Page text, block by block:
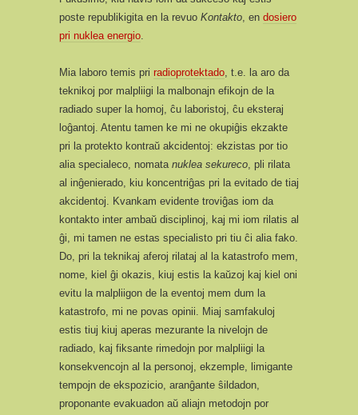
poste republikigita en la revuo Kontakto, en dosiero
pri nuklea energio.
Mia laboro temis pri radioprotektado, t.e. la aro da
teknikoj por malpliigi la malbonajn efikojn de la
radiado super la homoj, ĉu laboristoj, ĉu eksteraj
loĝantoj. Atentu tamen ke mi ne okupiĝis ekzakte
pri la protekto kontraŭ akcidentoj: ekzistas por tio
alia specialeco, nomata nuklea sekureco, pli rilata
al inĝenierado, kiu koncentriĝas pri la evitado de tiaj
akcidentoj. Kvankam evidente troviĝas iom da
kontakto inter ambaŭ disciplinoj, kaj mi iom rilatis al
ĝi, mi tamen ne estas specialisto pri tiu ĉi alia fako.
Do, pri la teknikaj aferoj rilataj al la katastrofo mem,
nome, kiel ĝi okazis, kiuj estis la kaŭzoj kaj kiel oni
evitu la malpliigon de la eventoj mem dum la
katastrofo, mi ne povas opinii. Miaj samfakuloj
estis tiuj kiuj aperas mezurante la nivelojn de
radiado, kaj fiksante rimedojn por malpliigi la
konsekvencojn al la personoj, ekzemple, limigante
tempojn de ekspozicio, aranĝante ŝildadon,
proponante evakuadon aŭ aliajn metodojn por